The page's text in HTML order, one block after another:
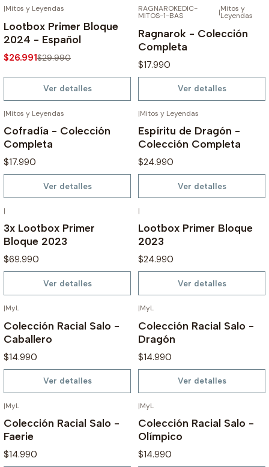
-10%
|Mitos y Leyendas
Lootbox Primer Bloque
2024 - Español
$26.991$29.990
Ver detalles
AGOTADO
RAGNAROKEDIC-
MITOS-1-BAS |Mitos y
Leyendas
Ragnarok - Colección
Completa
$17.990
Ver detalles
|Mitos y Leyendas
Cofradía - Colección
Completa
$17.990
Ver detalles
|Mitos y Leyendas
Espíritu de Dragón -
Colección Completa
$24.990
Ver detalles
|
3x Lootbox Primer
Bloque 2023
$69.990
Ver detalles
|
Lootbox Primer Bloque
2023
$24.990
Ver detalles
|MyL
Colección Racial Salo -
Caballero
$14.990
Ver detalles
|MyL
Colección Racial Salo -
Dragón
$14.990
Ver detalles
|MyL
Colección Racial Salo -
Faerie
$14.990
|MyL
Colección Racial Salo -
Olímpico
$14.990